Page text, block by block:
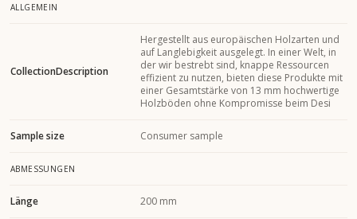
ALLGEMEIN
CollectionDescription
Hergestellt aus europäischen Holzarten und
auf Langlebigkeit ausgelegt. In einer Welt, in
der wir bestrebt sind, knappe Ressourcen
effizient zu nutzen, bieten diese Produkte mit
einer Gesamtstärke von 13 mm hochwertige
Holzböden ohne Kompromisse beim Desi
Sample size Consumer sample
ABMESSUNGEN
Länge 200 mm